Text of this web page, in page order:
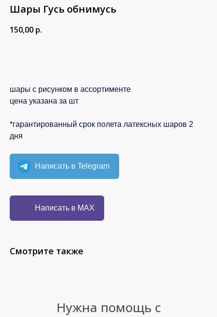
Шары Гусь обнимусь
150,00 р.
шары с рисунком в ассортименте
цена указана за шт
*гарантированный срок полета латексных шаров 2
дня
Написать в Telegram
Написать в MAX
Смотрите также
Нужна помощь с